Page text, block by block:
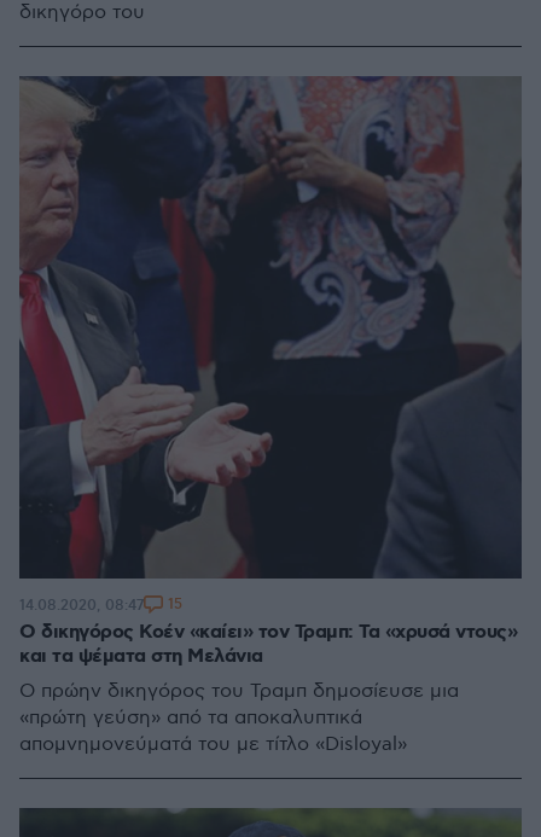
δικηγόρο του
Ο δικηγόρος Κοέν «καίει» τον Τραμπ: Τα «χρυσά ντους»
και τα ψέματα στη Μελάνια
Ο πρώην δικηγόρος του Τραμπ δημοσίευσε μια
«πρώτη γεύση» από τα αποκαλυπτικά
απομνημονεύματά του με τίτλο «Disloyal»
14.08.2020, 08:47 15